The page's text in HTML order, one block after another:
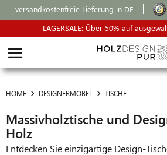
versandkostenfreie Lieferung in DE
LAGERSALE: Über 50% auf
HOME DESIGNERMÖBEL TISCHE
Massivholztische und
Holz
Entdecken Sie einzigartige Design-